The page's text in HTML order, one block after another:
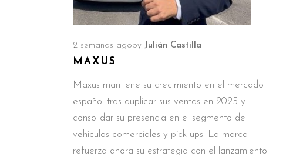
2 semanas ago by Julián Castilla
MAXUS
Maxus mantiene su crecimiento en el mercado
español tras duplicar sus ventas en 2025 y
consolidar su presencia en el segmento de
vehículos comerciales y pick ups. La marca
refuerza ahora su estrategia con el lanzamiento